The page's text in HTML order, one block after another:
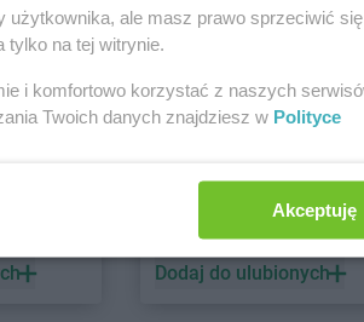
12 gazetek
Dodaj do ulubionych
użytkownika, ale masz prawo sprzeciwić się
tylko na tej witrynie.
i komfortowo korzystać z naszych
Twoich danych znajdziesz w Polityce
Akceptuję